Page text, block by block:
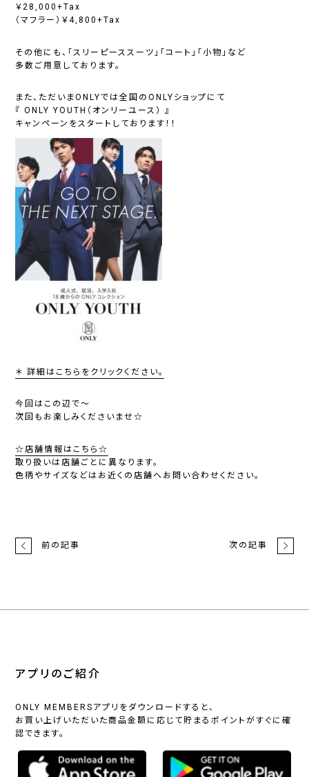
￥28,000+Tax
（マフラー）￥4,800+Tax
その他にも、「スリーピーススーツ 」「コート 」「 小物 」など
多数ご用意しております。
また、ただいまONLYでは全国のONLYショップにて
『ONLY YOUTH（オンリーユース）
』
キャンペーンをスタートしております！！
＊ 詳細はこちらをクリックください。
今回はこの辺で～
次回もお楽しみくださいませ☆
☆店舗情報はこちら☆
取り扱いは店舗ごとに異なります。
色柄やサイズなどはお近くの店舗へお問い合わせください。
前の記事 次の記事
アプリのご紹介
ONLY MEMBERSアプリをダウンロードすると、
お買い上げいただいた商品金額に応じて貯まるポイントがすぐに確
認できます。